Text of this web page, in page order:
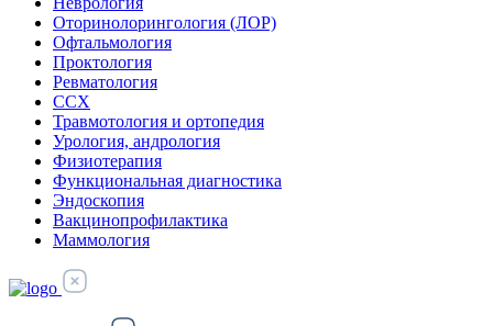
Оторинолорингология (ЛОР)
Офтальмология
Проктология
Ревматология
ССХ
Травмотология и ортопедия
Урология, андрология
Физиотерапия
Функциональная диагностика
Эндоскопия
Вакцинопрофилактика
Маммология